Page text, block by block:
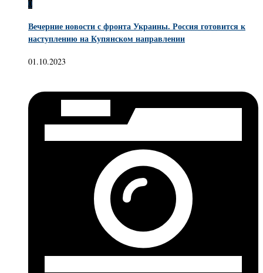
0
Вечерние новости с фронта Украины. Россия готовится к
наступлению на Купянском направлении
01.10.2023